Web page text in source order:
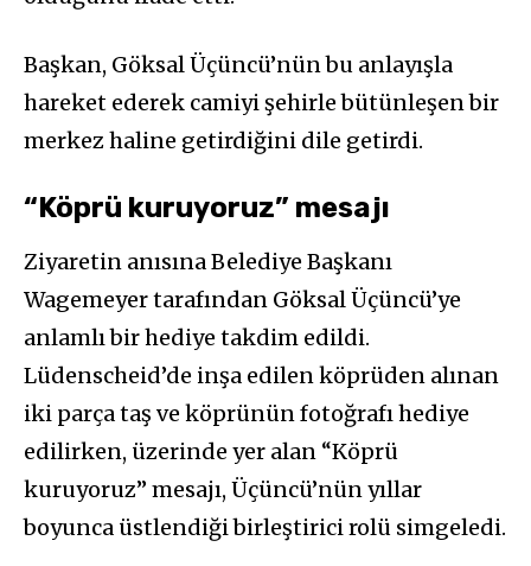
Başkan, Göksal Üçüncü’nün bu anlayışla
hareket ederek camiyi şehirle bütünleşen bir
merkez haline getirdiğini dile getirdi.
“Köprü kuruyoruz” mesajı
Ziyaretin anısına Belediye Başkanı
Wagemeyer tarafından Göksal Üçüncü’ye
anlamlı bir hediye takdim edildi.
Lüdenscheid’de inşa edilen köprüden alınan
iki parça taş ve köprünün fotoğrafı hediye
edilirken, üzerinde yer alan “Köprü
kuruyoruz” mesajı, Üçüncü’nün yıllar
boyunca üstlendiği birleştirici rolü simgeledi.